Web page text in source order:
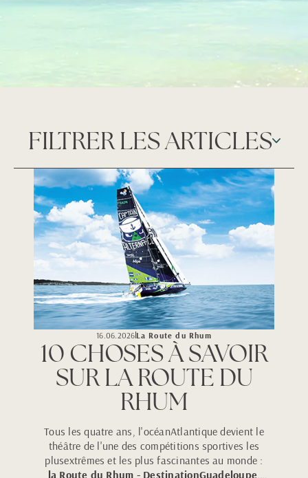
FILTRER LES ARTICLES
Bien-Être Créole
Échappées dans l'Archipel
La Route du Rhum
Escapades en famille
Gourmandises Créoles
Immersions Tropicales
La Créole Jazz Club
Life Style
Paradis Bleu
16.06.2026La Route du Rhum
10 CHOSES À SAVOIR
SUR LA ROUTE DU
RHUM
Tous les quatre ans, l'océanAtlantique devient le
théâtre de l'une des compétitions sportives les
plusextrêmes et les plus fascinantes au monde :
la Route du Rhum - DestinationGuadeloupe